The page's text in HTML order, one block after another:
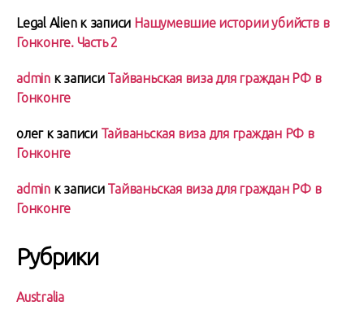
Legal Alienк записи Нашумевшие истории убийств в
Гонконге. Часть 2
adminк записи Тайваньская виза для граждан РФ в
Гонконге
олегк записи Тайваньская виза для граждан РФ в
Гонконге
adminк записи Тайваньская виза для граждан РФ в
Гонконге
Рубрики
Australia